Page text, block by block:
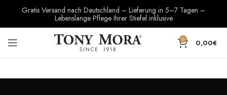
Gratis Versand nach Deutschland – Lieferung in 5–7 Tagen –
Lebenslange Pflege Ihrer Stiefel inklusive
0 0,00€